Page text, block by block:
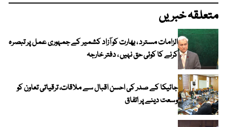
متعلقہ خبریں
الزامات مسترد ، بھارت کو آزاد کشمیر کے جمہوری عمل پر تبصرہ
کرنے کا کوئی حق نہیں ، دفتر خارجہ
جائیکا کے صدر کی احسن اقبال سے ملاقات، ترقیاتی تعاون کو
وسعت دینے پر اتفاق